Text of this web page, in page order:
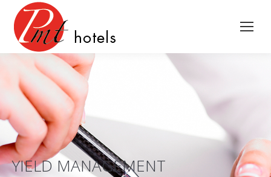
YIELD MANAGEMENT